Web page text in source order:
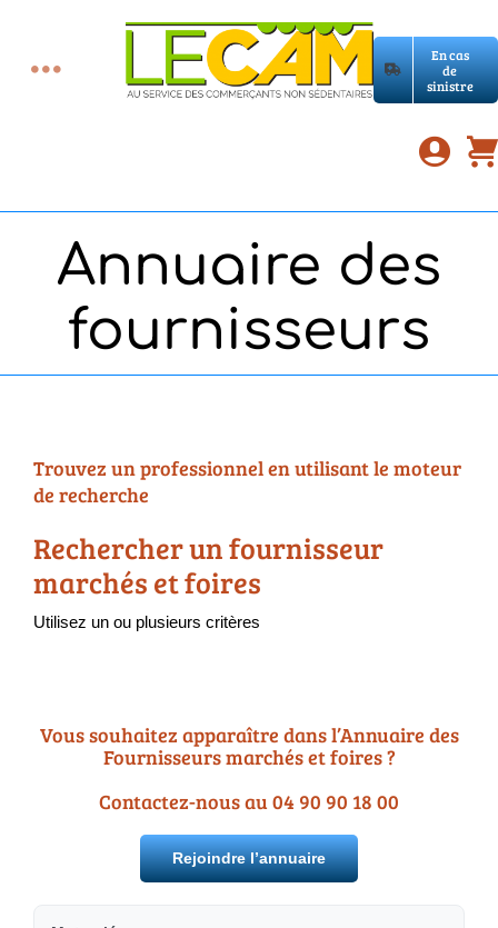
En cas
de
sinistre
Toggle
Assurances RC Pro
E-book
Annuaire Fournisseurs
Actualités
Annuaire des
fournisseurs
Trouvez un professionnel en utilisant le moteur
de recherche
Rechercher un fournisseur
marchés et foires
Utilisez un ou plusieurs critères
Vous souhaitez apparaître dans l’Annuaire des
Fournisseurs marchés et foires ?
Contactez-nous au 04 90 90 18 00
Rejoindre l’annuaire